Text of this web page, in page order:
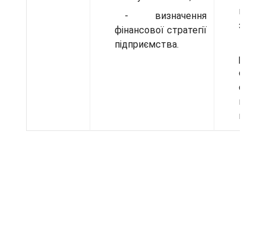
- визначення
фінансової стратегії
підприємства.
в